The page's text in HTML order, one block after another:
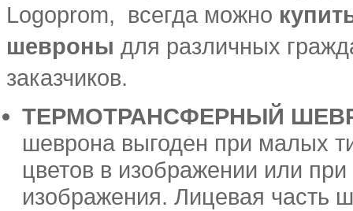
Logoprom, всегда можно
шевроны для различных
заказчиков.
ТЕРМОТРАНСФЕРНЫЙ
шеврона выгоден при малых
цветов в изображении или
изображения. Лицевая часть